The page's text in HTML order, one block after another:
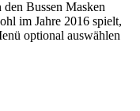
Bussen Masken
im Jahre 2016 spielt,
optional auswählen